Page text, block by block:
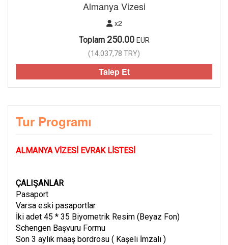
Almanya Vizesi
x2
Toplam 250.00 EUR
(14.037,78 TRY)
Talep Et
Tur Programı
ALMANYA VİZESİ EVRAK LİSTESİ
ÇALIŞANLAR
Pasaport
Varsa eski pasaportlar
İki adet 45 * 35 Biyometrik Resim (Beyaz Fon)
Schengen Başvuru Formu
Son 3 aylık maaş bordrosu ( Kaşeli İmzalı )